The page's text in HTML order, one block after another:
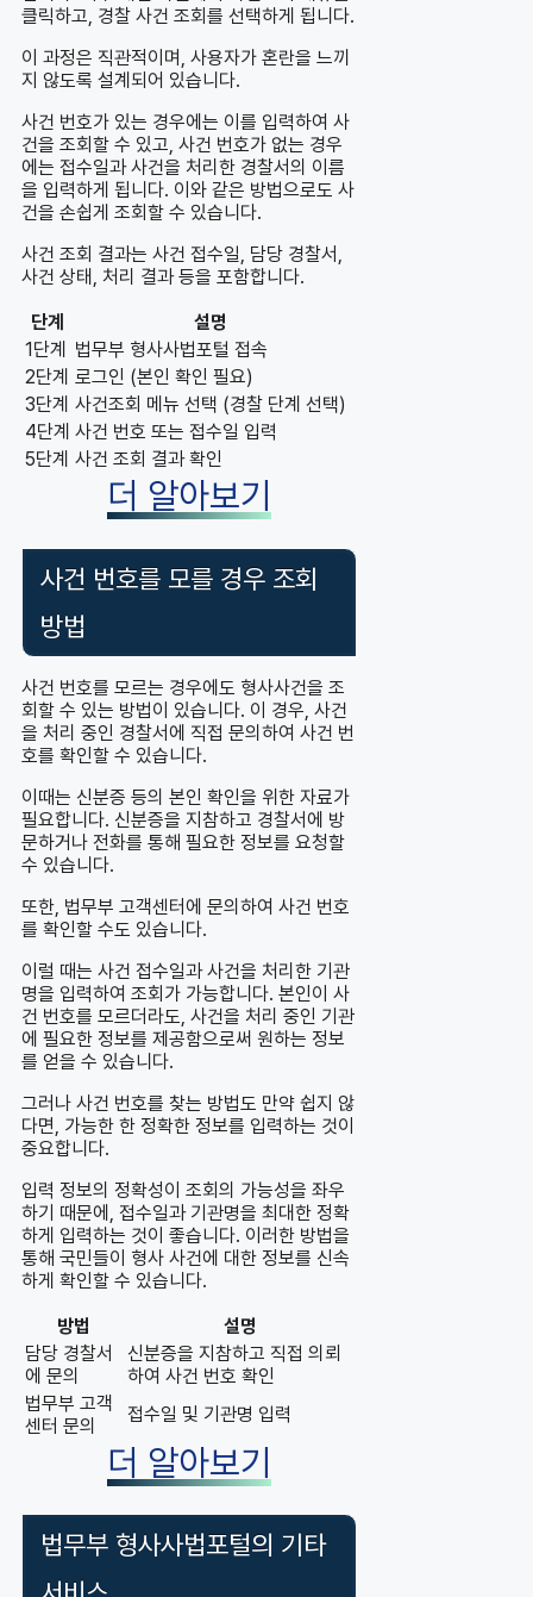
클릭하고, 경찰 사건 조회를 선택하게 됩니다.
이 과정은 직관적이며, 사용자가 혼란을 느끼
지 않도록 설계되어 있습니다.
사건 번호가 있는 경우에는 이를 입력하여 사
건을 조회할 수 있고, 사건 번호가 없는 경우
에는 접수일과 사건을 처리한 경찰서의 이름
을 입력하게 됩니다. 이와 같은 방법으로도 사
건을 손쉽게 조회할 수 있습니다.
사건 조회 결과는 사건 접수일, 담당 경찰서,
사건 상태, 처리 결과 등을 포함합니다.
단계
설명
1단계
법무부 형사사법포털 접속
2단계 로그인 (본인 확인 필요)
3단계 사건조회 메뉴 선택 (경찰 단계 선택)
4단계 사건 번호 또는 접수일 입력
5단계 사건 조회 결과 확인
더 알아보기
사건 번호를 모를 경우 조회
방법
사건 번호를 모르는 경우에도 형사사건을 조
회할 수 있는 방법이 있습니다. 이 경우, 사건
을 처리 중인 경찰서에 직접 문의하여 사건 번
호를 확인할 수 있습니다.
이때는 신분증 등의 본인 확인을 위한 자료가
필요합니다. 신분증을 지참하고 경찰서에 방
문하거나 전화를 통해 필요한 정보를 요청할
수 있습니다.
또한, 법무부 고객센터에 문의하여 사건 번호
를 확인할 수도 있습니다.
이럴 때는 사건 접수일과 사건을 처리한 기관
명을 입력하여 조회가 가능합니다. 본인이 사
건 번호를 모르더라도, 사건을 처리 중인 기관
에 필요한 정보를 제공함으로써 원하는 정보
를 얻을 수 있습니다.
그러나 사건 번호를 찾는 방법도 만약 쉽지 않
다면, 가능한 한 정확한 정보를 입력하는 것이
중요합니다.
입력 정보의 정확성이 조회의 가능성을 좌우
하기 때문에, 접수일과 기관명을 최대한 정확
하게 입력하는 것이 좋습니다. 이러한 방법을
통해 국민들이 형사 사건에 대한 정보를 신속
하게 확인할 수 있습니다.
방법
설명
담당 경찰서
에 문의
신분증을 지참하고 직접 의뢰
하여 사건 번호 확인
법무부 고객
센터 문의
접수일 및 기관명 입력
더 알아보기
법무부 형사사법포털의 기타